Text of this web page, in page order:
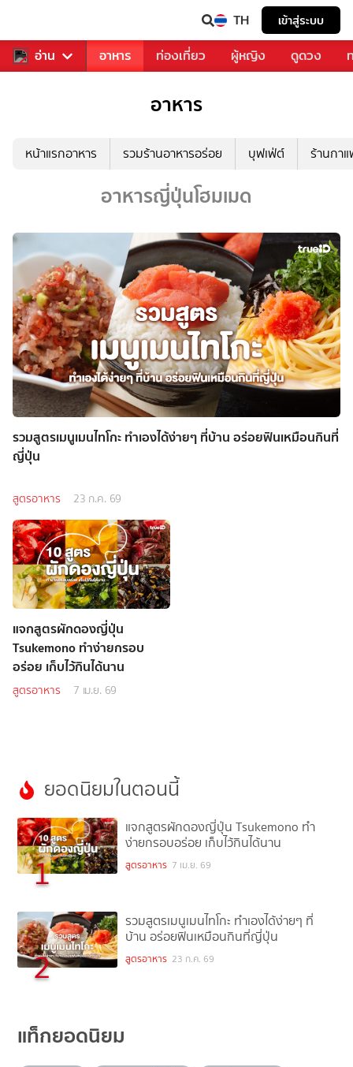
TH เข้าสู่ระบบ
อ่าน
รวงการเพลง อาหาร ท่องเที่ยว ผู้หญิง ดูดวง
อาหาร
หน้าแรกอาหาร รวมร้านอาหารอร่อย บุฟเฟ่ต์ ร้านกา
อาหารญี่ปุ่นโฮมเมด
รวมสูตรเมนูเมนไทโกะ ทำเองได้ง่ายๆ ที่บ้าน อร่อยฟินเหมือนกินที่
ญี่ปุ่น
สูตรอาหาร 23 ก.ค. 69
แจกสูตรผักดองญี่ปุ่น
Tsukemono ทำง่ายกรอบ
อร่อย เก็บไว้กินได้นาน
สูตรอาหาร 7 เม.ย. 69
ยอดนิยมในตอนนี้
1
แจกสูตรผักดองญี่ปุ่น Tsukemono ทำ
ง่ายกรอบอร่อย เก็บไว้กินได้นาน
สูตรอาหาร 7 เม.ย. 69
2
รวมสูตรเมนูเมนไทโกะ ทำเองได้ง่ายๆ ที่
บ้าน อร่อยฟินเหมือนกินที่ญี่ปุ่น
สูตรอาหาร 23 ก.ค. 69
แท็กยอดนิยม